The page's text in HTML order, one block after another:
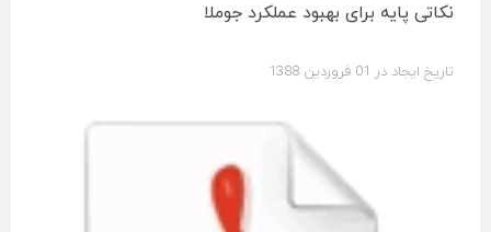
نکاتی پایه برای بهبود عملکرد جوملا
تاریخ ایجاد در 01 فروردين 1388